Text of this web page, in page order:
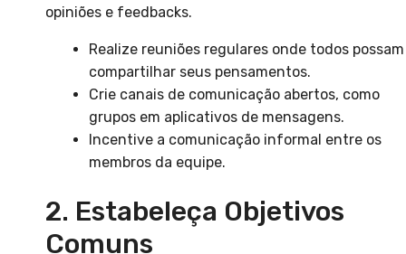
opiniões e feedbacks.
Realize reuniões regulares onde todos possam
compartilhar seus pensamentos.
Crie canais de comunicação abertos, como
grupos em aplicativos de mensagens.
Incentive a comunicação informal entre os
membros da equipe.
2. Estabeleça Objetivos
Comuns